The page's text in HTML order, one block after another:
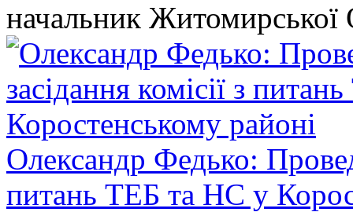
начальник
Олександр Федько:
питань ТЕБ та НС у